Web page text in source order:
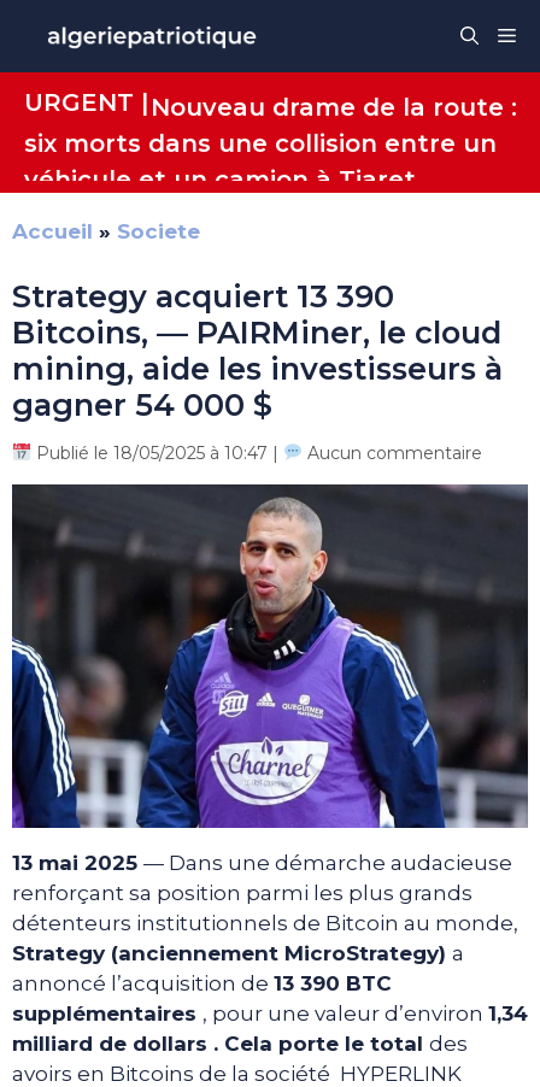
contenu
URGENT | Nouveau drame de la route :
six morts dans une collision entre un
véhicule et un camion à Tiaret
Accueil » Societe
Strategy acquiert 13 390
Bitcoins, — PAIRMiner, le cloud
mining, aide les investisseurs à
gagner 54 000 $
Publié le 18/05/2025 à 10:47 | Aucun commentaire
13 mai 2025 — Dans une démarche audacieuse
renforçant sa position parmi les plus grands
détenteurs institutionnels de Bitcoin au monde,
Strategy (anciennement MicroStrategy) a
annoncé l’acquisition de 13 390 BTC
supplémentaires , pour une valeur d’environ 1,34
milliard de dollars . Cela porte le total des
avoirs en Bitcoins de la société HYPERLINK